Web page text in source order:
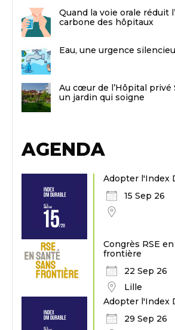
Quand la voie orale réduit
carbone des hôpitaux
Eau, une urgence
Au cœur de l’Hôpital privé
un jardin qui soigne
AGENDA
Adopter l'Index
15 Sep 26
Congrès RSE
frontière
22 Sep 26
Lille
Adopter l'Index
29 Sep 26